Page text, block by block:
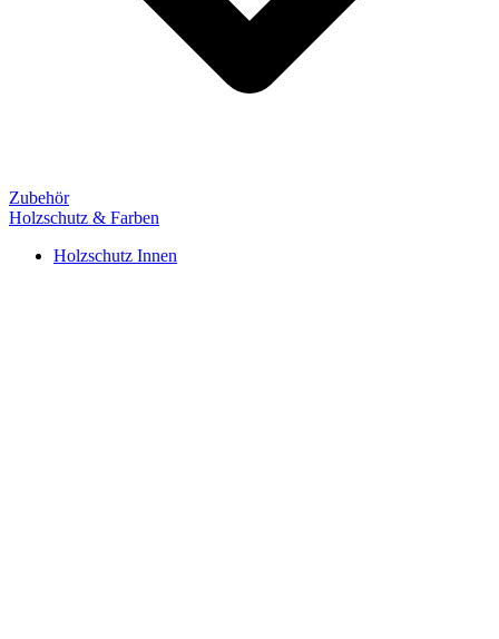
Zubehör
Holzschutz & Farben
Holzschutz Innen